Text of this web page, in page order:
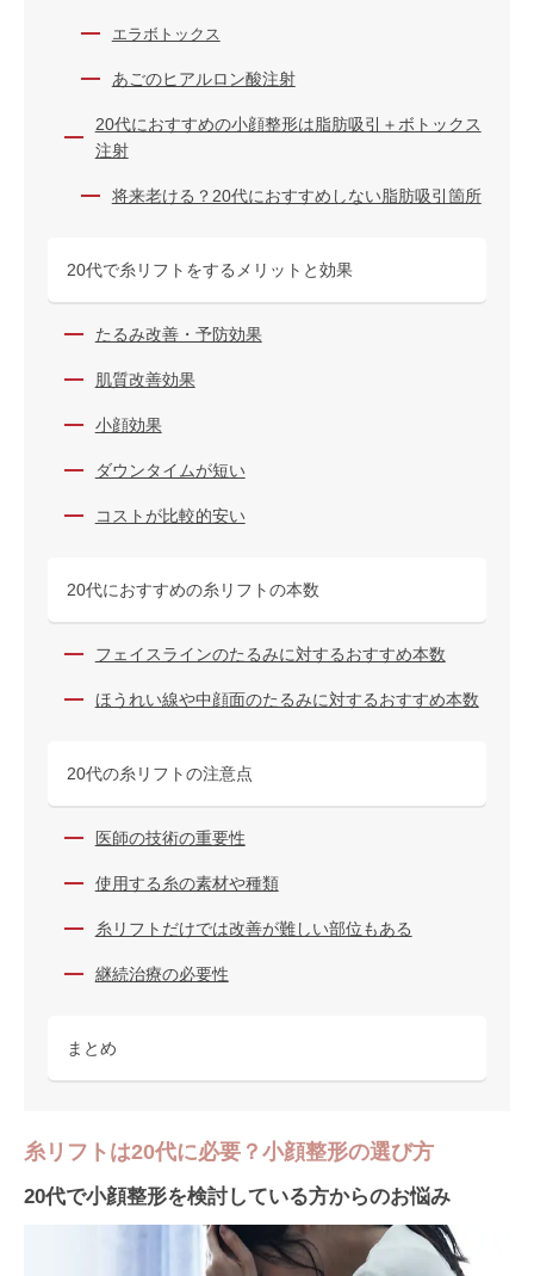
エラボトックス
あごのヒアルロン酸注射
20代におすすめの小顔整形は脂肪吸引＋ボトックス
注射
将来老ける？20代におすすめしない脂肪吸引箇所
20代で糸リフトをするメリットと効果
たるみ改善・予防効果
肌質改善効果
小顔効果
ダウンタイムが短い
コストが比較的安い
20代におすすめの糸リフトの本数
フェイスラインのたるみに対するおすすめ本数
ほうれい線や中顔面のたるみに対するおすすめ本数
20代の糸リフトの注意点
医師の技術の重要性
使用する糸の素材や種類
糸リフトだけでは改善が難しい部位もある
継続治療の必要性
まとめ
糸リフトは20代に必要？小顔整形の選び方
20代で小顔整形を検討している方からのお悩み